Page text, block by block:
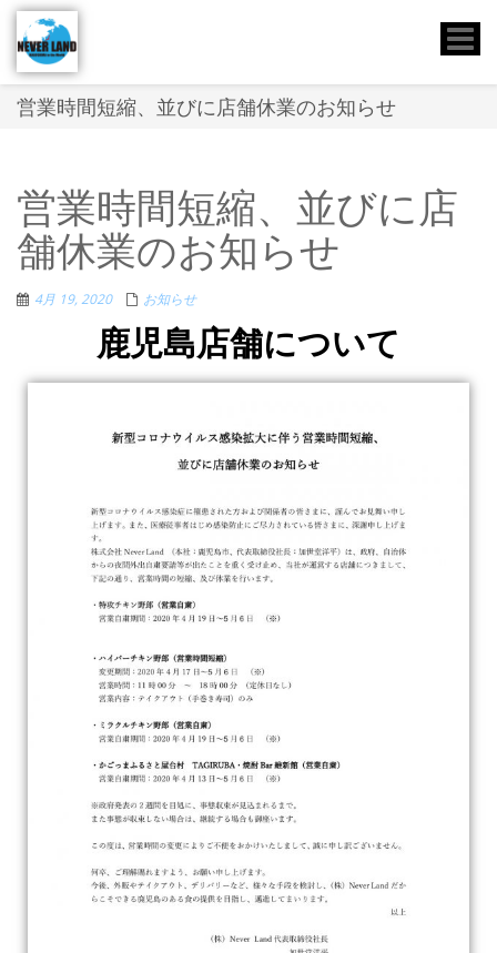
Toggle
営業時間短縮、並びに店舗休業のお知らせ
営業時間短縮、並びに店
舗休業のお知らせ
4月 19, 2020 お知らせ
鹿児島店舗について